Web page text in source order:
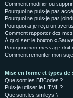
Comment modifier ou
Pourquoi ne puis-je pas
Pourquoi ne puis-je pas
Pourquoi ai-je reçu un
Comment rapporter des
À quoi sert le bouton «
Pourquoi mon message doit
Comment remonter mon
Mise en forme et types de
Que sont les BBCodes ?
Puis-je utiliser le HTML ?
Que sont les smileys ?